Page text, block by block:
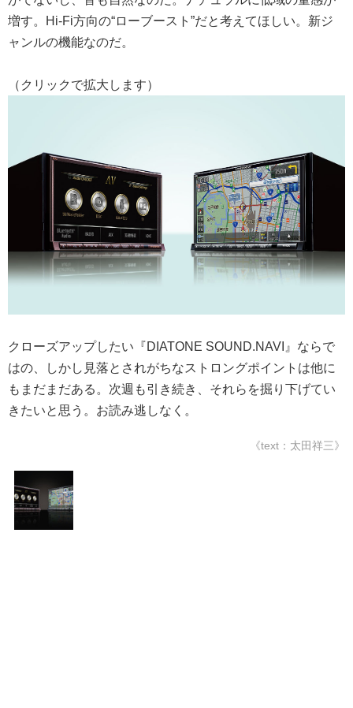
増す。Hi-Fi方向の“ローブースト”だと考えてほしい。新ジ
ャンルの機能なのだ。
（クリックで拡大します）
クローズアップしたい『DIATONE SOUND.NAVI』ならで
はの、しかし見落とされがちなストロングポイントは他に
もまだまだある。次週も引き続き、それらを掘り下げてい
きたいと思う。お読み逃しなく。
《text：太田祥三》